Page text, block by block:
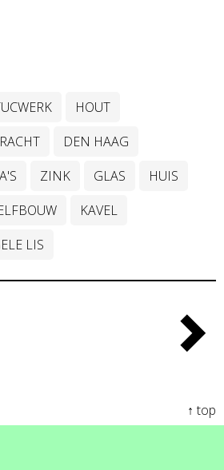
HOUT
DEN HAAG
ZINK GLAS
HUIS
KAVEL
LIS
↑ top